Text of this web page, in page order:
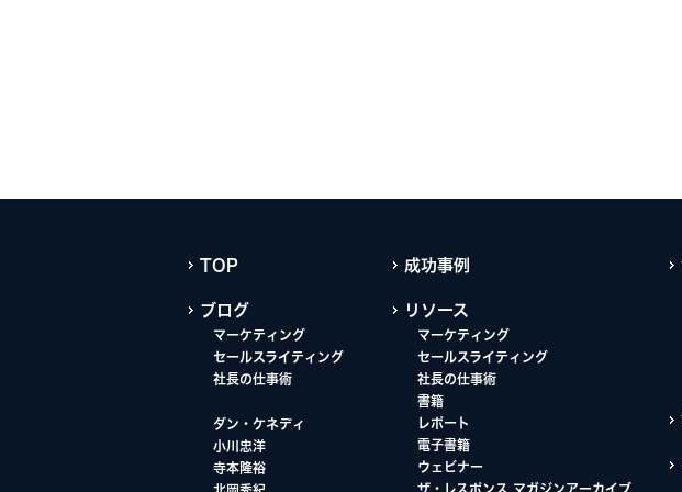
TOP
ブログ
マーケティング
セールスライティング
社長の仕事術
ダン・ケネディ
小川忠洋
寺本隆裕
成功事例
リソース
マーケティング
セールスライティング
社長の仕事術
書籍
レポート
電子書籍
ウェビナー
ザ・レスポンス マガジンアーカイブ